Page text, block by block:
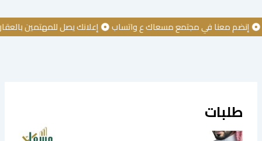
معنا في مجتمع مسعاك ع واتساب إعلانك يصل للمهتمين بالعقار
طلبات